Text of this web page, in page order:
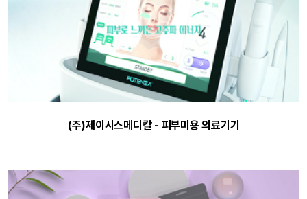
(주)제이시스메디칼 - 피부미용 의료기기